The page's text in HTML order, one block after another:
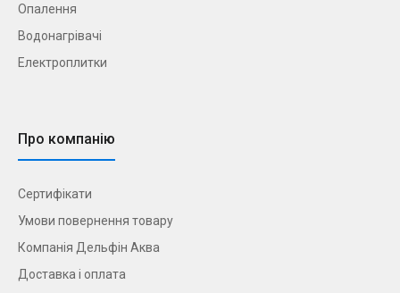
Опалення
Водонагрівачі
Електроплитки
Про компанію
Сертифікати
Умови повернення товару
Компанія Дельфін Аква
Доставка і оплата